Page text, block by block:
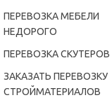
ПЕРЕВОЗКА МЕБЕЛИ
НЕДОРОГО
ПЕРЕВОЗКА СКУТЕРОВ
ЗАКАЗАТЬ ПЕРЕВОЗКУ
СТРОЙМАТЕРИАЛОВ